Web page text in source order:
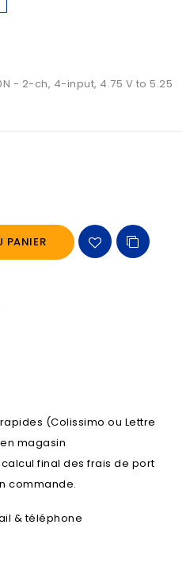
- 2-ch, 4-input, 4.75 V to 5.25
PANIER
(Colissimo ou Lettre
magasin
final des frais de port
commande.
& téléphone